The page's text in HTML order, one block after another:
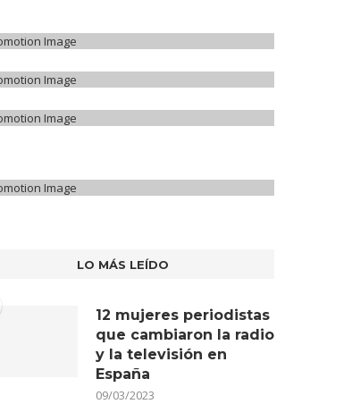
LO MÁS LEÍDO
12 mujeres periodistas
que cambiaron la radio
y la televisión en
España
09/03/2023